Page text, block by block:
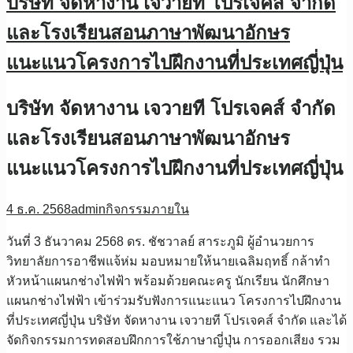
และโรงเรียนสอนภาษาพัฒนาอักษร
แนะแนวโครงการไปฝึกงานที่ประเทศญี่ปุ่น
บริษัท จัดหางาน เจวายที โปรเจคส์ จำกัด
และโรงเรียนสอนภาษาพัฒนาอักษร
แนะแนวโครงการไปฝึกงานที่ประเทศญี่ปุ่น
4 ธ.ค. 2568adminกิจกรรมภายใน
วันที่ 3 ธันวาคม 2568 ดร. ชัชวาลย์ สาระภูมิ ผู้อำนวยการ
วิทยาลัยการอาชีพแจ้ห่ม มอบหมายให้นายเฉลิมฤทธิ์ กล้าทำ
หัวหน้าแผนกช่างไฟฟ้า พร้อมด้วยคณะครู นักเรียน นักศึกษา
แผนกช่างไฟฟ้า เข้าร่วมรับฟังการแนะแนว โครงการไปฝึกงาน
ที่ประเทศญี่ปุ่น บริษัท จัดหางาน เจวายที โปรเจคส์ จำกัด และได้
จัดกิจกรรมการทดสอบฝึกการใช้ภาษาญี่ปุ่น การออกเสียง รวม